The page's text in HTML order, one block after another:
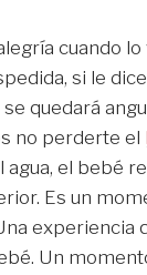
cuando
si le
se quedará
no perderte el
agua, el bebé
Es un
experiencia
Un